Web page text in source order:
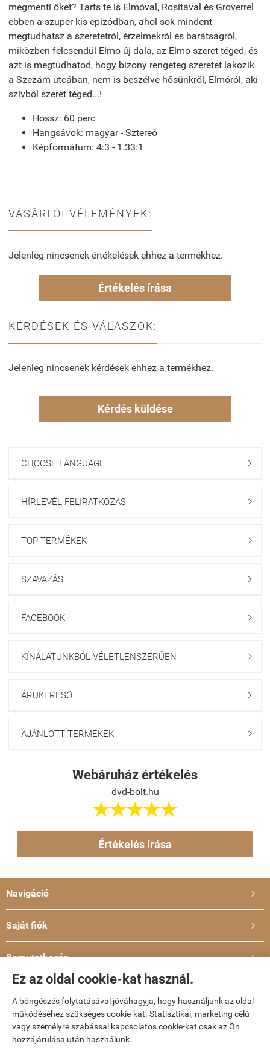
Ez az oldal cookie-kat használ.
A böngészés folytatásával jóváhagyja, hogy használjunk az oldal
működéséhez szükséges cookie-kat. Statisztikai, marketing célú
vagy személyre szabással kapcsolatos cookie-kat csak az Ön
hozzájárulása után használunk.
megmenti őket? Tarts te is Elmóval, Rositával és Groverrel
ebben a szuper kis epizódban, ahol sok mindent
megtudhatsz a szeretetről, érzelmekről és barátságról,
miközben felcsendül Elmo új dala, az Elmo szeret téged, és
azt is megtudhatod, hogy bizony rengeteg szeretet lakozik
a Szezám utcában, nem is beszélve hősünkről, Elmóról, aki
szívből szeret téged...!
Hossz: 60 perc
Hangsávok: magyar - Sztereó
Képformátum: 4:3 - 1.33:1
VÁSÁRLÓI VÉLEMÉNYEK:
Jelenleg nincsenek értékelések ehhez a termékhez.
Értékelés írása
KÉRDÉSEK ÉS VÁLASZOK:
Jelenleg nincsenek kérdések ehhez a termékhez.
Kérdés küldése
CHOOSE LANGUAGE 
HÍRLEVÉL FELIRATKOZÁS 
TOP TERMÉKEK 
SZAVAZÁS 
FACEBOOK 
KÍNÁLATUNKBÓL VÉLETLENSZERŰEN 
ÁRUKERESŐ 
AJÁNLOTT TERMÉKEK 
Webáruház értékelés
dvd-bolt.hu

Értékelés írása
Navigáció 
Saját fiók 
Bemutatkozás 
dvd-bolt.hu -Kemény Gábor EV-ÁSZF-Adatkezelési tájékoztató